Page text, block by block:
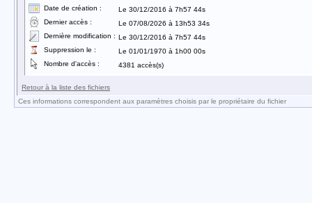
Date de création :
Le 30/12/2016 à 7h57 44s
Dernier accès :
Le 07/08/2026 à 13h53 34s
Dernière modification : Le 30/12/2016 à 7h57 44s
Suppression le :
Le 01/01/1970 à 1h00 00s
Nombre d'accès :
4381 accès(s)
Retour à la liste des fichiers
Ces informations correspondent aux paramètres choisis par le propriétaire du fichier